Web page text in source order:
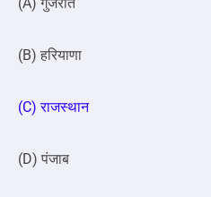
(B) हरियाणा
(C) राजस्थान
(D) पंजाब